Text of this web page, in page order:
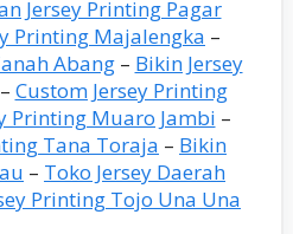
Jersey Printing Pagar
Printing Majalengka –
Abang– Bikin Jersey
Custom Jersey Printing
Printing Muaro Jambi –
Tana Toraja – Bikin
– Toko Jersey Daerah
Printing Tojo Una Una